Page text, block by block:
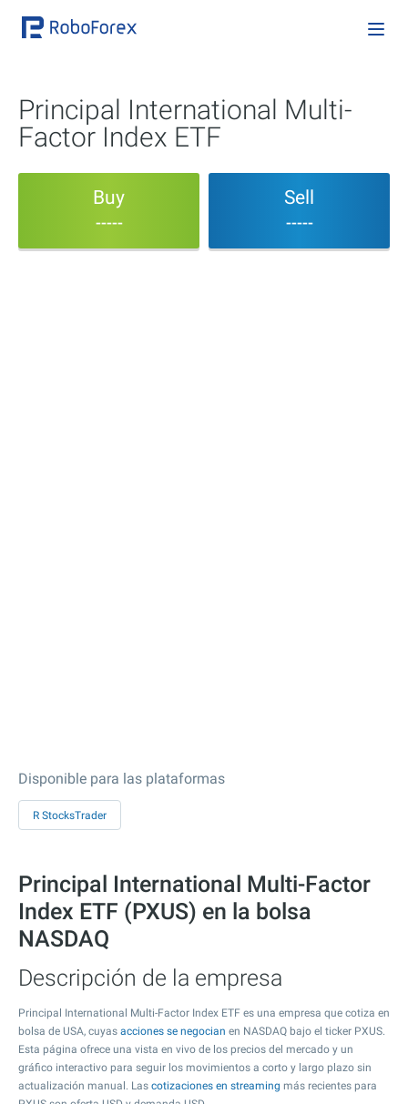
Principal International Multi-
Factor Index ETF
Buy
-----
Sell
-----
Disponible para las plataformas
R StocksTrader
Principal International Multi-Factor
Index ETF (PXUS) en la bolsa
NASDAQ
Descripción de la empresa
Principal International Multi-Factor Index ETF es una empresa que cotiza en
bolsa de USA, cuyas acciones se negocian en NASDAQ bajo el ticker PXUS.
Esta página ofrece una vista en vivo de los precios del mercado y un
gráfico interactivo para seguir los movimientos a corto y largo plazo sin
actualización manual. Las cotizaciones en streaming más recientes para